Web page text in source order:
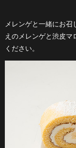
メレンゲと一緒にお
えのメレンゲと渋皮マ
ください。